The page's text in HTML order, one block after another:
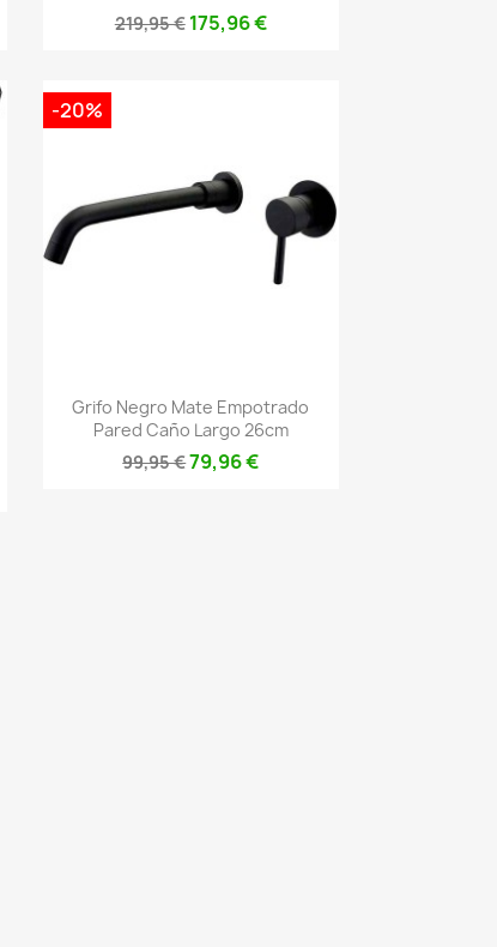
219,95 € 175,96 €
Vista rápida
Grifo Negro Mate Empotrado
Pared Caño Largo 26cm
99,95 €79,96 €
-20%